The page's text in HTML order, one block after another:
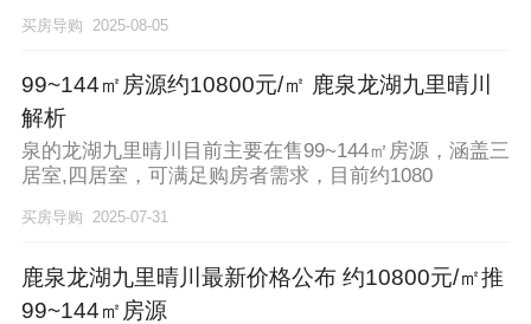
买房导购 2025-08-05
99~144㎡房源约10800元/㎡ 鹿泉龙湖九里晴川
解析
泉的龙湖九里晴川目前主要在售99~144㎡房源，涵盖三
居室,四居室，可满足购房者需求，目前约1080
买房导购 2025-07-31
鹿泉龙湖九里晴川最新价格公布 约10800元/㎡推
99~144㎡房源